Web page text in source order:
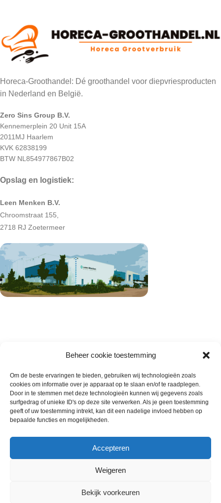
Beheer cookie toestemming
Om de beste ervaringen te bieden, gebruiken wij technologieën zoals
cookies om informatie over je apparaat op te slaan en/of te raadplegen.
Door in te stemmen met deze technologieën kunnen wij gegevens zoals
surfgedrag of unieke ID's op deze site verwerken. Als je geen toestemming
geeft of uw toestemming intrekt, kan dit een nadelige invloed hebben op
bepaalde functies en mogelijkheden.
Accepteren
Weigeren
Bekijk voorkeuren
Horeca-Groothandel: Dé groothandel voor diepvriesproducten
in Nederland en België.
Zero Sins Group B.V.
Kennemerplein 20 Unit 15A
2011MJ Haarlem
KVK 62838199
BTW NL854977867B02
Opslag en logistiek:
Leen Menken B.V.
Chroomstraat 155,
2718 RJ Zoetermeer
Wie zijn wij
Contact met onze inkoop
Klantenservice
Annuleer & Retourbeleid
Horeca-Groothandel
Wij gebruiken cookies om uw ervaring op onze